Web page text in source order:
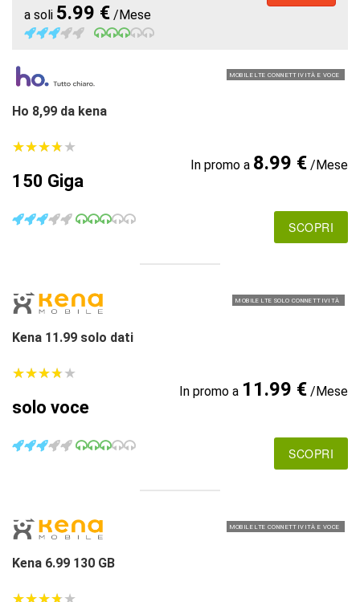
a soli 5.99 € /Mese
MOBILE LTE CONNETTIVITÀ E VOCE
Ho 8,99 da kena
★★★★★
★★★★★
150 Giga
In promo a 8.99 €/Mese
SCOPRI
MOBILE LTE SOLO CONNETTIVITÀ
Kena 11.99 solo dati
★★★★★
★★★★★
solo voce
In promo a 11.99 €/Mese
SCOPRI
MOBILE LTE CONNETTIVITÀ E VOCE
Kena 6.99 130 GB